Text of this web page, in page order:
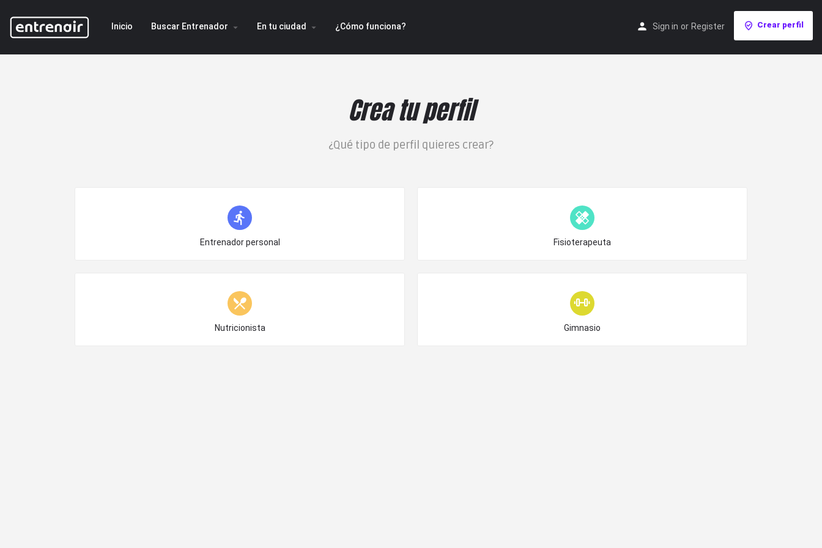
Sign in or Register Crear perfil
Inicio Buscar Entrenador arrow_drop_down En tu ciudad arrow_drop_down ¿Cómo funciona?
Crea tu perfil
¿Qué tipo de perfil quieres crear?
Entrenador personal
Choose type
Fisioterapeuta
Choose type
Nutricionista
Choose type
Gimnasio
Choose type